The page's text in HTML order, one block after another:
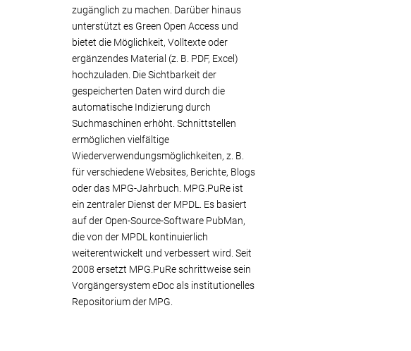
zugänglich zu machen. Darüber hinaus
unterstützt es Green Open Access und
bietet die Möglichkeit, Volltexte oder
ergänzendes Material (z. B. PDF, Excel)
hochzuladen. Die Sichtbarkeit der
gespeicherten Daten wird durch die
automatische Indizierung durch
Suchmaschinen erhöht. Schnittstellen
ermöglichen vielfältige
Wiederverwendungsmöglichkeiten, z. B.
für verschiedene Websites, Berichte, Blogs
oder das MPG-Jahrbuch. MPG.PuRe ist
ein zentraler Dienst der MPDL. Es basiert
auf der Open-Source-Software PubMan,
die von der MPDL kontinuierlich
weiterentwickelt und verbessert wird. Seit
2008 ersetzt MPG.PuRe schrittweise sein
Vorgängersystem eDoc als institutionelles
Repositorium der MPG.